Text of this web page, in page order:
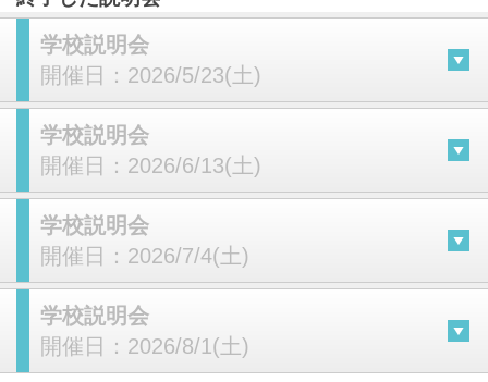
学校説明会
開催日： 2026/5/23(土)
学校説明会
開催日： 2026/6/13(土)
学校説明会
開催日： 2026/7/4(土)
学校説明会
開催日： 2026/8/1(土)